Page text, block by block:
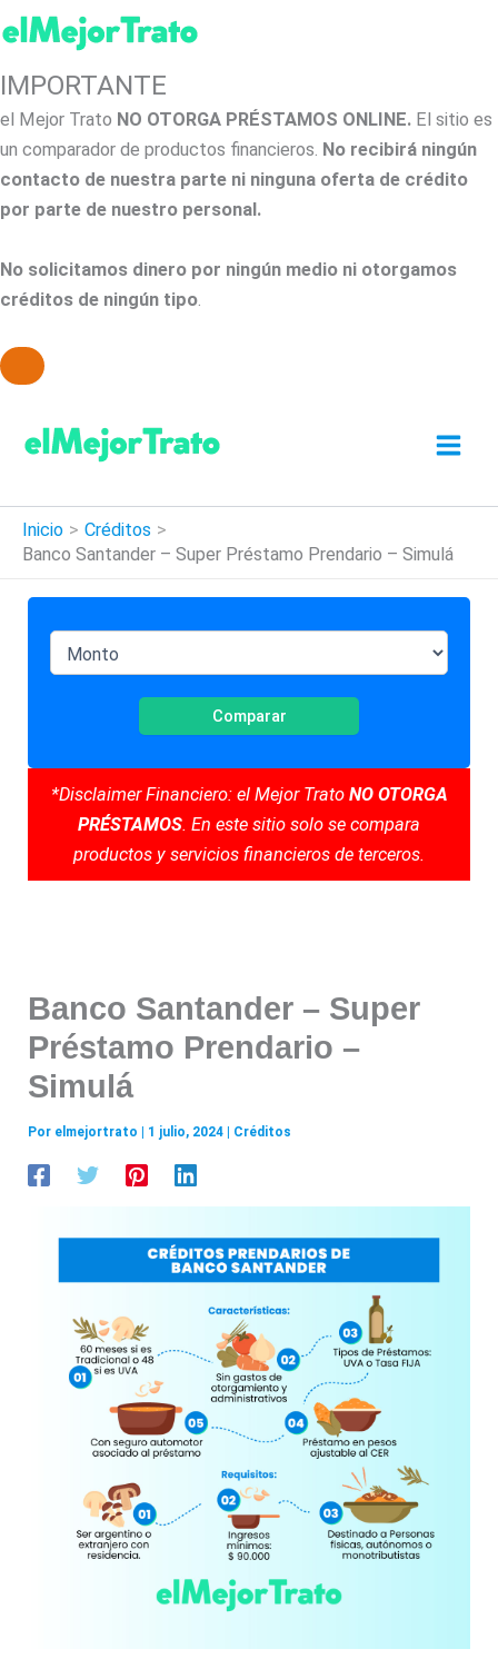
IMPORTANTE
el Mejor Trato NO OTORGA PRÉSTAMOS ONLINE. El sitio es
un comparador de productos financieros. No recibirá ningún
contacto de nuestra parte ni ninguna oferta de crédito
por parte de nuestro personal.
No solicitamos dinero por ningún medio ni otorgamos
créditos de ningún tipo.
contenido
Inicio
Créditos
Banco Santander – Super Préstamo Prendario – Simulá
Comparar
*Disclaimer Financiero: el Mejor Trato NO OTORGA
PRÉSTAMOS. En este sitio solo se compara
productos y servicios financieros de terceros.
Banco Santander – Super
Préstamo Prendario –
Simulá
Por elmejortrato 1 julio, 2024 Créditos